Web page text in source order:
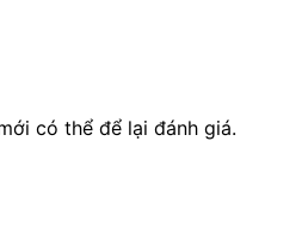
có thể để lại đánh giá.